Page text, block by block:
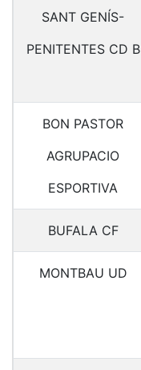
SANT GENÍS-
PENITENTES CD B
BON PASTOR
AGRUPACIO
ESPORTIVA
BUFALA CF
MONTBAU UD